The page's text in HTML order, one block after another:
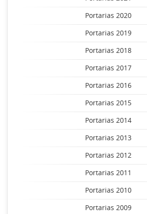
Portarias 2020
Portarias 2019
Portarias 2018
Portarias 2017
Portarias 2016
Portarias 2015
Portarias 2014
Portarias 2013
Portarias 2012
Portarias 2011
Portarias 2010
Portarias 2009